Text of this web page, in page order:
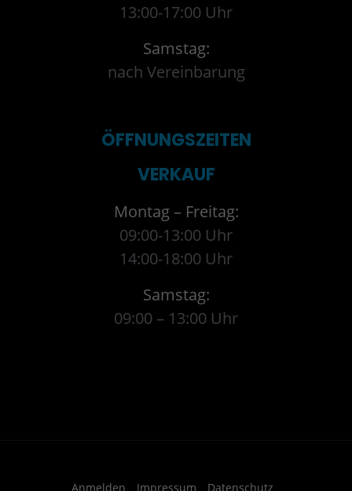
13:00-17:00 Uhr
Samstag:
nach Vereinbarung
ÖFFNUNGSZEITEN
VERKAUF
Montag – Freitag:
09:00-13:00 Uhr
14:00-18:00 Uhr
Samstag:
09:00 – 13:00 Uhr
Anmelden Impressum Datenschutz